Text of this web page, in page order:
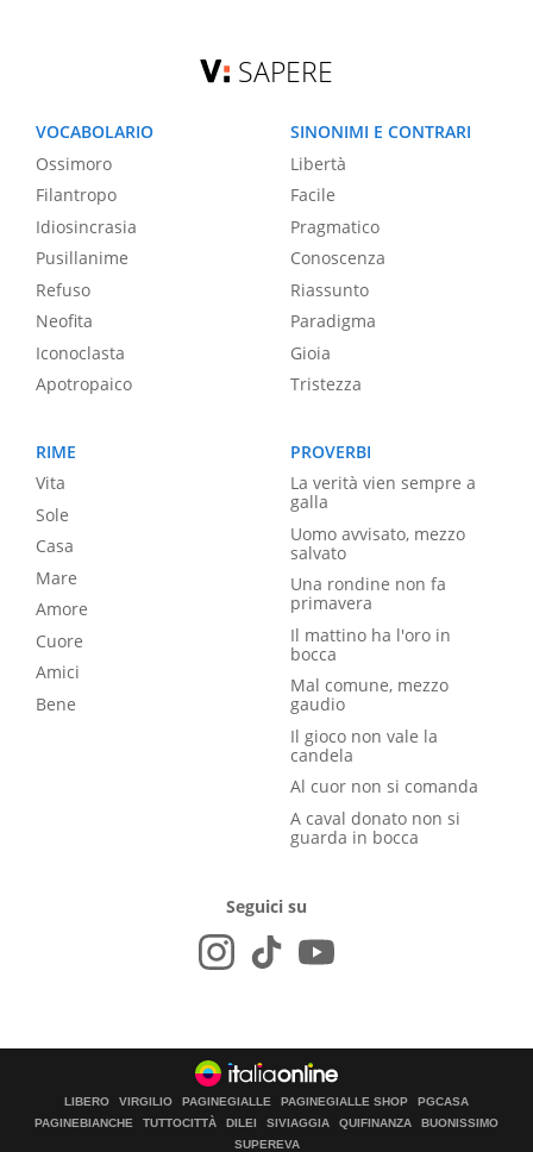
SAPERE
VOCABOLARIO
Ossimoro
Filantropo
Idiosincrasia
Pusillanime
Refuso
Neofita
Iconoclasta
Apotropaico
SINONIMI E CONTRARI
Libertà
Facile
Pragmatico
Conoscenza
Riassunto
Paradigma
Gioia
Tristezza
RIME
Vita
Sole
Casa
Mare
Amore
Cuore
Amici
Bene
PROVERBI
La verità vien sempre a
galla
Uomo avvisato, mezzo
salvato
Una rondine non fa
primavera
Il mattino ha l'oro in
bocca
Mal comune, mezzo
gaudio
Il gioco non vale la
candela
Al cuor non si comanda
A caval donato non si
guarda in bocca
Seguici su
LIBERO VIRGILIO PAGINEGIALLE PAGINEGIALLE SHOP
PGCASA
PAGINEBIANCHE
TUTTOCITTÀ DILEI SIVIAGGIA QUIFINANZA
BUONISSIMO
SUPEREVA